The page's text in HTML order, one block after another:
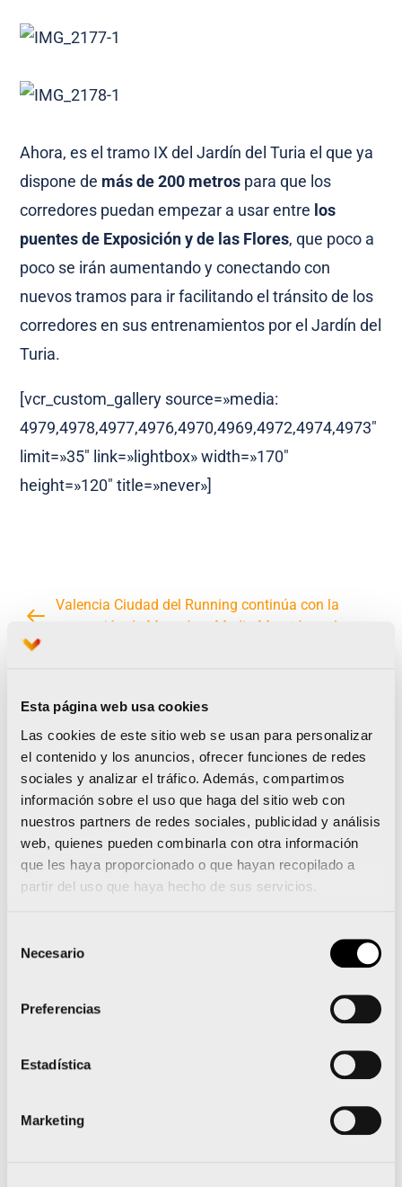
Esta página web usa cookies
Las cookies de este sitio web se usan para personalizar
el contenido y los anuncios, ofrecer funciones de redes
sociales y analizar el tráfico. Además, compartimos
información sobre el uso que haga del sitio web con
nuestros partners de redes sociales, publicidad y análisis
web, quienes pueden combinarla con otra información
que les haya proporcionado o que hayan recopilado a
partir del uso que haya hecho de sus servicios.
Necesario
Preferencias
Estadística
Marketing
Ahora, es el tramo IX del Jardín del Turia el que ya
dispone de más de 200 metros para que los
corredores puedan empezar a usar entre los
puentes de Exposición y de las Flores, que poco a
poco se irán aumentando y conectando con
nuevos tramos para ir facilitando el tránsito de los
corredores en sus entrenamientos por el Jardín del
Turia.
[vcr_custom_gallery source=»media:
4979,4978,4977,4976,4970,4969,4972,4974,4973″
limit=»35″ link=»lightbox» width=»170″
height=»120″ title=»never»]
Valencia Ciudad del Running continúa con la
promoción de Maratón y Medio Maratón en las
Madrid, pero disfruta corriendo en Valencia
Noticias relacionadas
Gana Energía presenta su
sostenible e inspirada en